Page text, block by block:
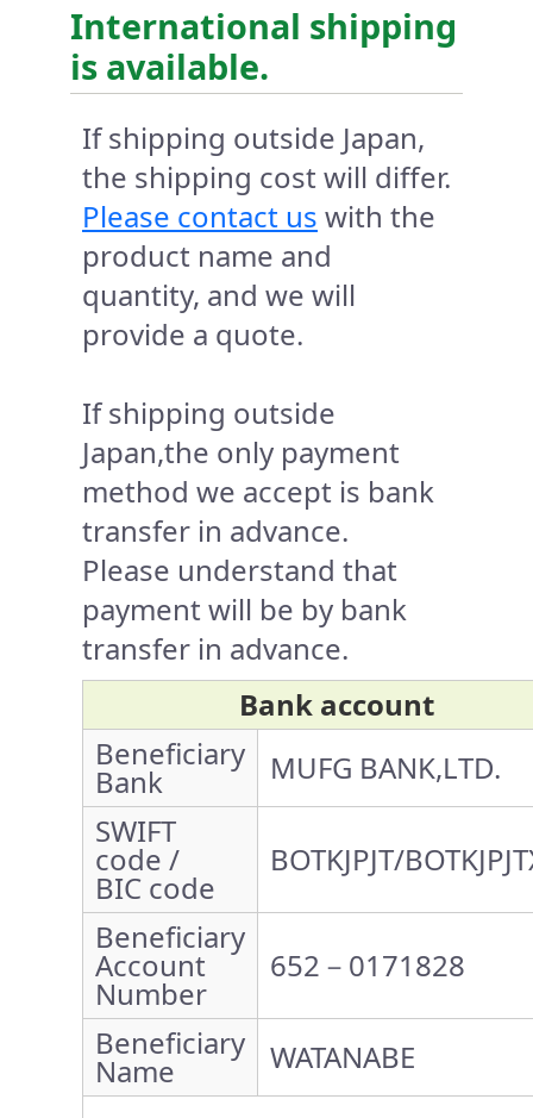
International shipping
is available.
If shipping outside Japan,
the shipping cost will differ.
Please contact us with the
product name and
quantity, and we will
provide a quote.
If shipping outside
Japan,the only payment
method we accept is bank
transfer in advance.
Please understand that
payment will be by bank
transfer in advance.
Bank account
Beneficiary
Bank
MUFG BANK,LTD.
SWIFT
code /
BIC code
BOTKJPJT/
Beneficiary
Account
Number
652－0171828
Beneficiary
Name WATANABE